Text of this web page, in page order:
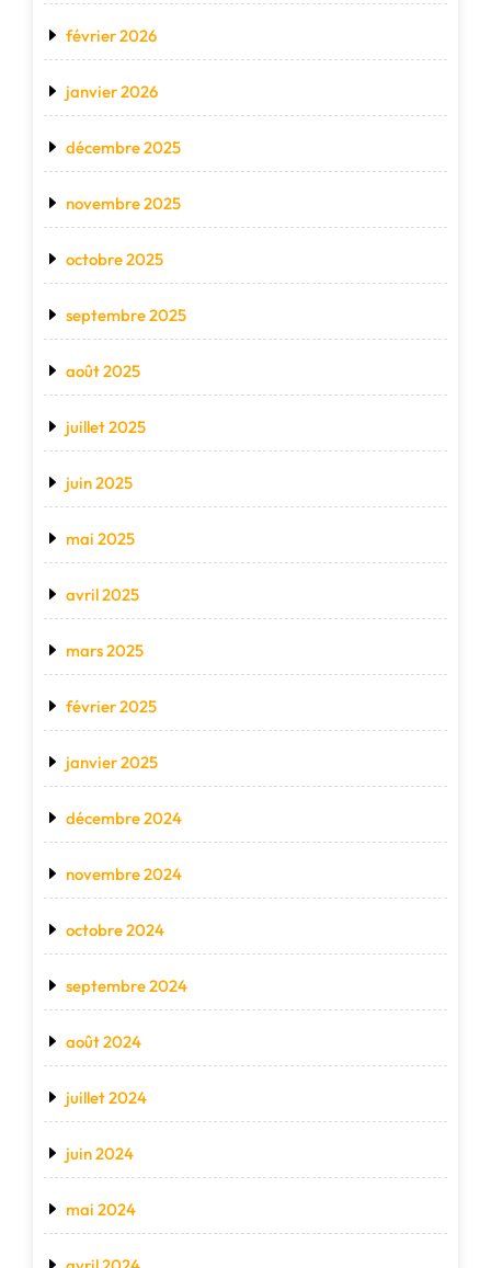
février 2026
janvier 2026
décembre 2025
novembre 2025
octobre 2025
septembre 2025
août 2025
juillet 2025
juin 2025
mai 2025
avril 2025
mars 2025
février 2025
janvier 2025
décembre 2024
novembre 2024
octobre 2024
septembre 2024
août 2024
juillet 2024
juin 2024
mai 2024